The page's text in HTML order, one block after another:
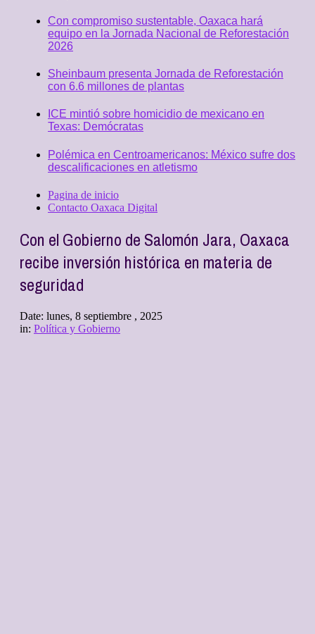
Con compromiso sustentable, Oaxaca hará
equipo en la Jornada Nacional de Reforestación
2026
Sheinbaum presenta Jornada de Reforestación
con 6.6 millones de plantas
ICE mintió sobre homicidio de mexicano en
Texas: Demócratas
Polémica en Centroamericanos: México sufre dos
descalificaciones en atletismo
Pagina de inicio
Contacto Oaxaca Digital
Con el Gobierno de Salomón Jara, Oaxaca
recibe inversión histórica en materia de
seguridad
Date: lunes, 8 septiembre , 2025
in: Política y Gobierno